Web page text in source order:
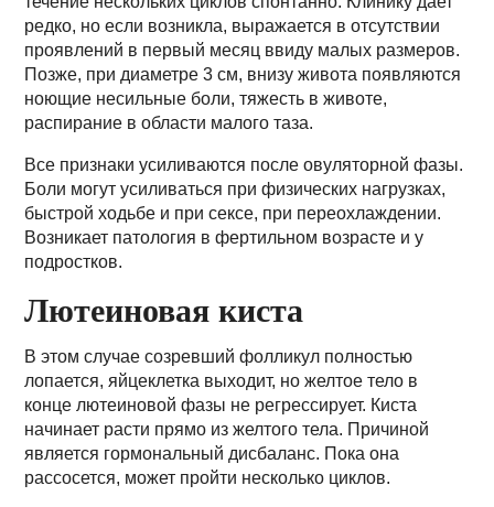
редко, но если возникла, выражается в отсутствии
проявлений в первый месяц ввиду малых размеров.
Позже, при диаметре 3 см, внизу живота появляются
ноющие несильные боли, тяжесть в животе,
распирание в области малого таза.
Все признаки усиливаются после овуляторной фазы.
Боли могут усиливаться при физических нагрузках,
быстрой ходьбе и при сексе, при переохлаждении.
Возникает патология в фертильном возрасте и у
подростков.
Лютеиновая киста
В этом случае созревший фолликул полностью
лопается, яйцеклетка выходит, но желтое тело в
конце лютеиновой фазы не регрессирует. Киста
начинает расти прямо из желтого тела. Причиной
является гормональный дисбаланс. Пока она
рассосется, может пройти несколько циклов.